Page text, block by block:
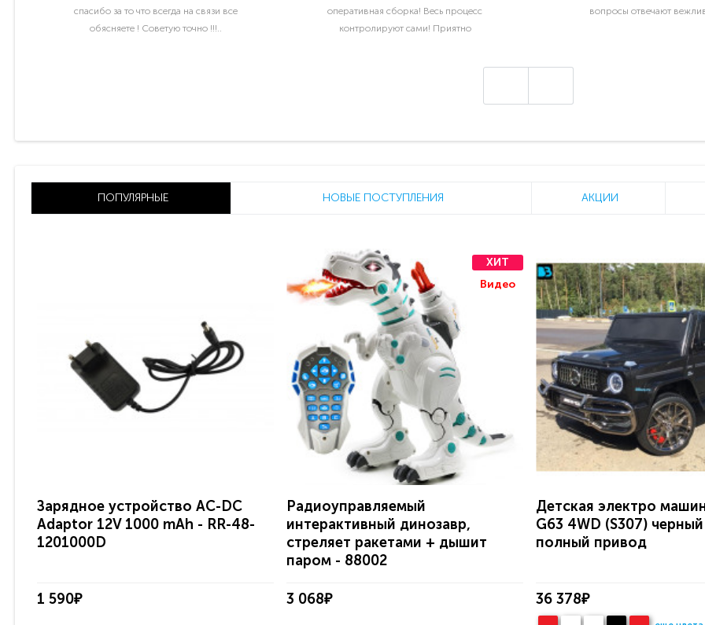
спасибо за то что всегда на связи все
обясняете ! Советую точно !!!..
оперативная сборка! Весь процесс
контролируют сами! Приятно
вопросы отвечают
ПОПУЛЯРНЫЕ НОВЫЕ ПОСТУПЛЕНИЯ АКЦИИ
Зарядное устройство AC-DC
Adaptor 12V 1000 mAh - RR-48-
1201000D
1 590₽
ХИТ
Видео
Радиоуправляемый
интерактивный динозавр,
стреляет ракетами + дышит
паром - 88002
3 068₽
Детская электро
G63 4WD (S307)
полный привод
36 378₽